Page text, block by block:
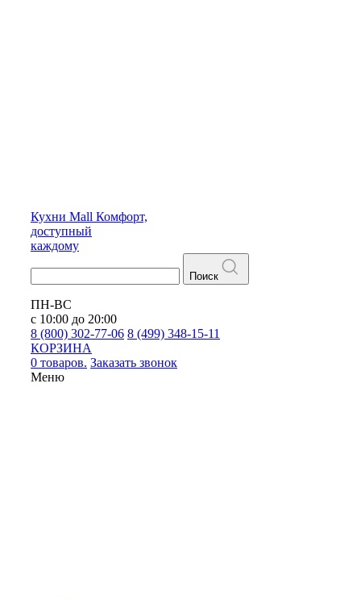
Кухни Mall Комфорт,
доступный
каждому
Поиск
ПН-ВС
с 10:00 до 20:00
8 (800) 302-77-06 8 (499) 348-15-11
КОРЗИНА
0 товаров. Заказать звонок
Меню